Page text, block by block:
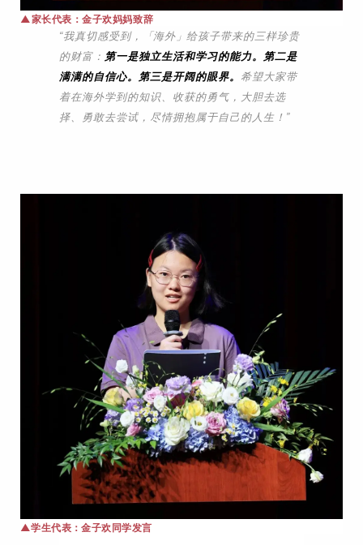
▲家长代表：金子欢妈妈致辞
“我真切感受到，
「 海外 」 给孩子带来的三样珍贵
的财富： 第一是独立生活和学习的能力。第二是
满满的自信心。第三是开阔的眼界。 希望大家带
着在海外学到的知识、收获的勇气，大胆去选
择、勇敢去尝试，尽情拥抱属于自己的人生！ ”
▲学生代表：金子欢同学发言